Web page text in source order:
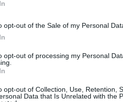
opt-out of the Sale of my Personal
opt-out of processing my Personal
opt-out of Collection, Use, Retention,
Data that Is Unrelated with the
που θα καταφέρετε θα
κομμάτι για σας σήμερα,
άλλα ζητήματα και
σας. Αυτό, όμως, μπορεί